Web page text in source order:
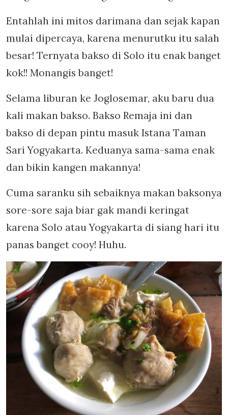
Entahlah ini mitos darimana dan sejak kapan
mulai dipercaya, karena menurutku itu salah
besar! Ternyata bakso di Solo itu enak banget
kok!! Monangis banget!
Selama liburan ke Joglosemar, aku baru dua
kali makan bakso. Bakso Remaja ini dan
bakso di depan pintu masuk Istana Taman
Sari Yogyakarta. Keduanya sama-sama enak
dan bikin kangen makannya!
Cuma saranku sih sebaiknya makan baksonya
sore-sore saja biar gak mandi keringat
karena Solo atau Yogyakarta di siang hari itu
panas banget cooy! Huhu.